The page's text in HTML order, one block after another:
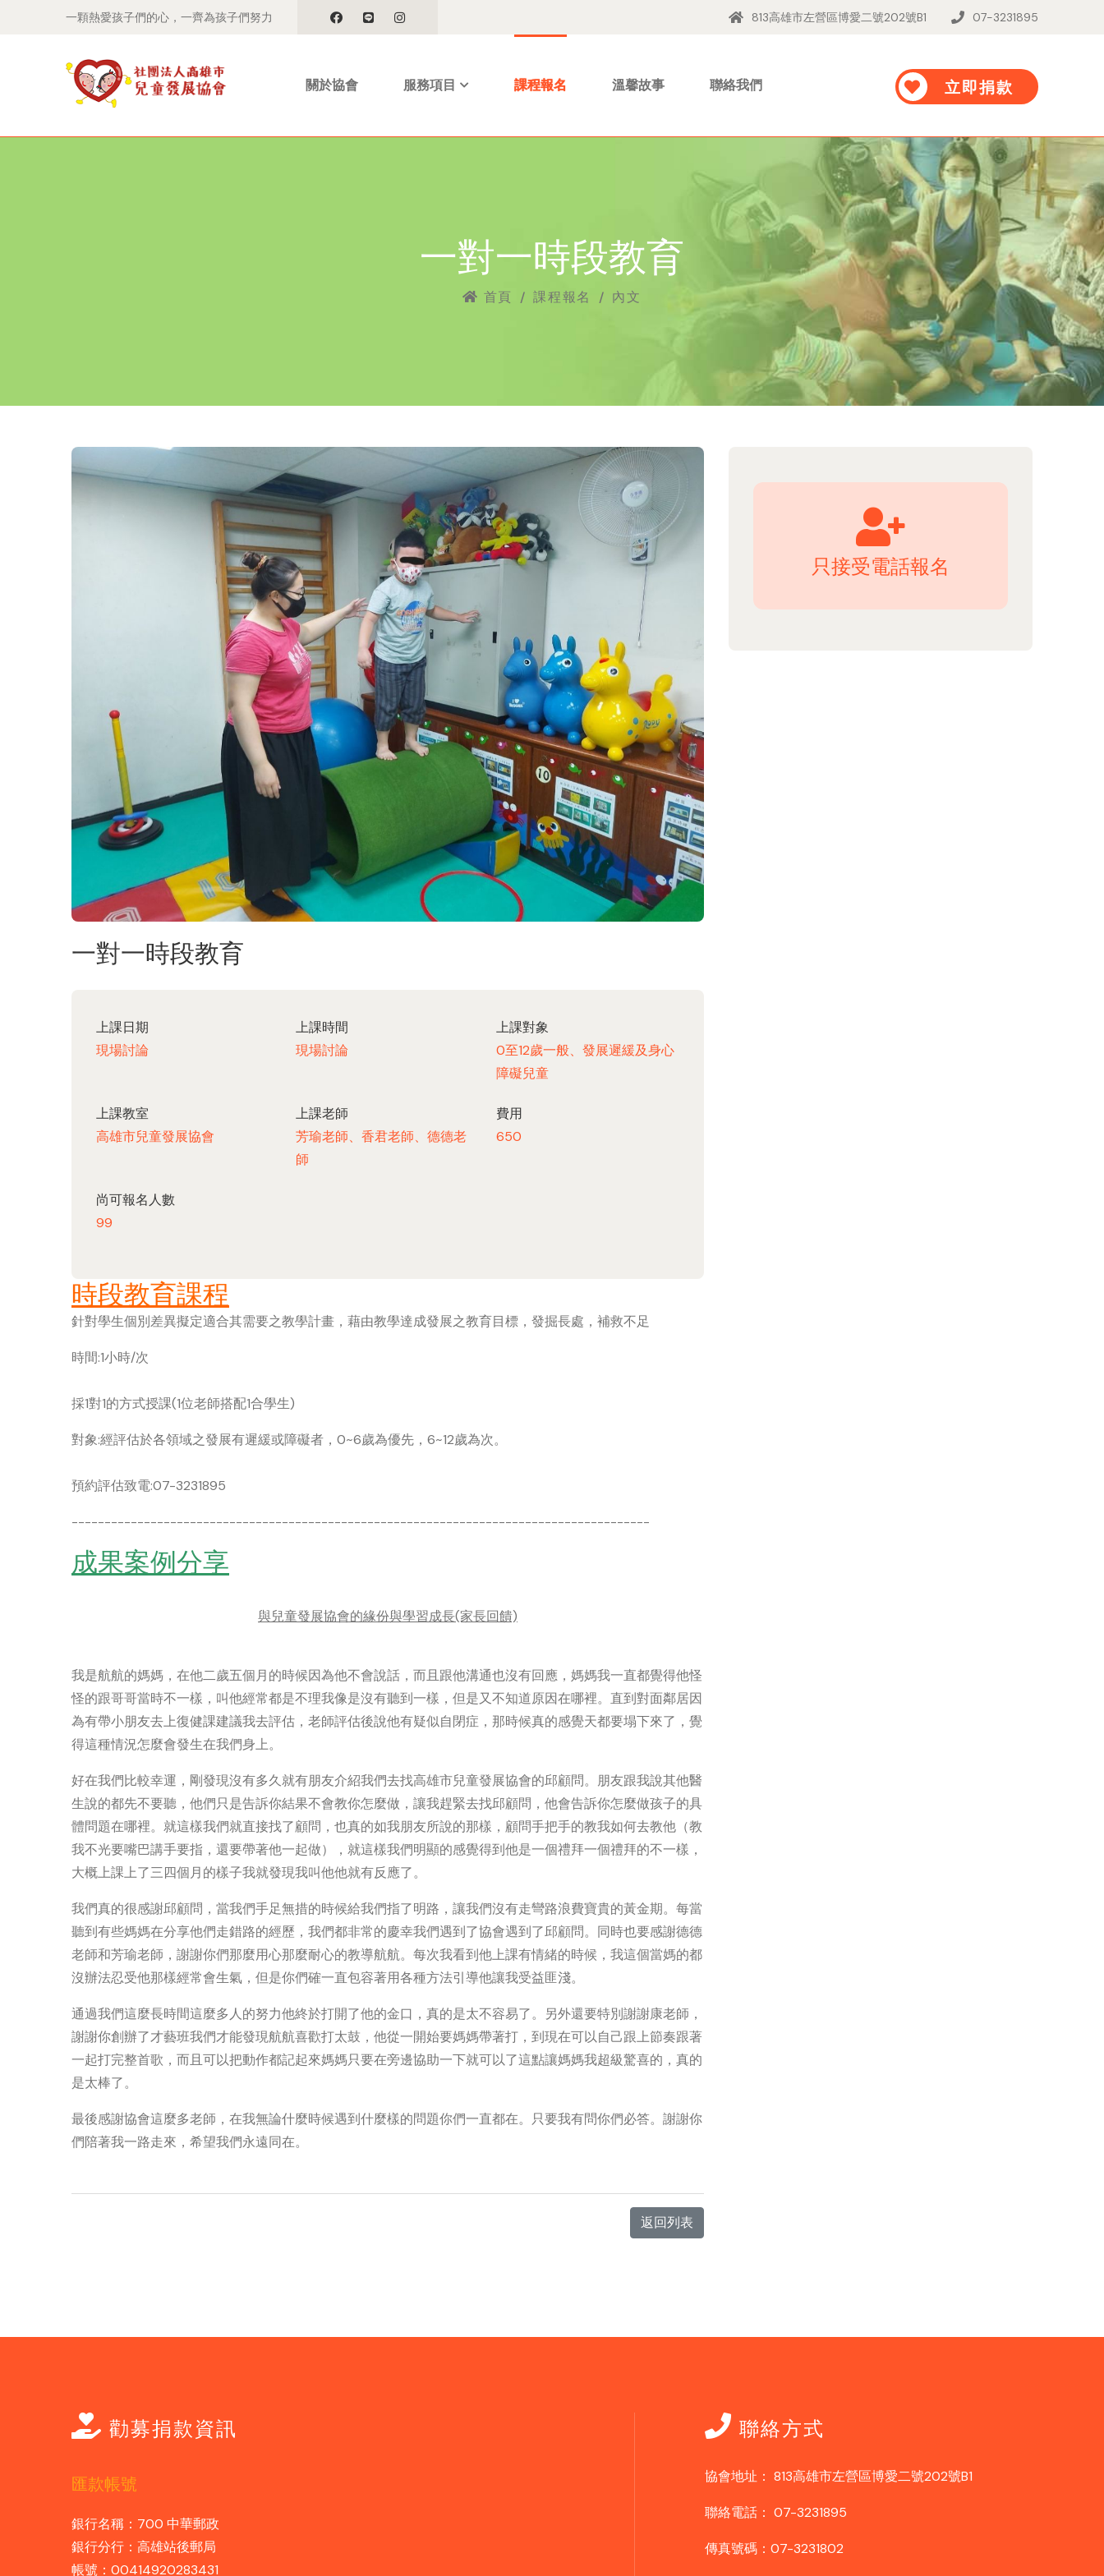
一顆熱愛孩子們的心，一齊為孩子們努力 813高雄市左營區博愛二號202號B1 07-3231895
關於協會 服務項目 課程報名 溫馨故事 聯絡我們 立即捐款
一對一時段教育
首頁 / 課程報名 / 內文
一對一時段教育
上課日期
現場討論
上課時間
現場討論
上課對象
0至12歲一般、發展遲緩及身心
障礙兒童
上課教室
高雄市兒童發展協會
上課老師
芳瑜老師、香君老師、德德老
師
費用
650
尚可報名人數
99
時段教育課程
針對學生個別差異擬定適合其需要之教學計畫，藉由教學達成發展之教育目標，發掘長處，補救不足
時間:1小時/次
採1對1的方式授課(1位老師搭配1合學生)
對象:經評估於各領域之發展有遲緩或障礙者，0~6歲為優先，6~12歲為次。
預約評估致電:07-3231895
----------------------------------------------------------------------------------------
成果案例分享
與兒童發展協會的緣份與學習成長(家長回饋)
我是航航的媽媽，在他二歲五個月的時候因為他不會說話，而且跟他溝通也沒有回應，媽媽我一直都覺得他怪
怪的跟哥哥當時不一樣，叫他經常都是不理我像是沒有聽到一樣，但是又不知道原因在哪裡。直到對面鄰居因
為有帶小朋友去上復健課建議我去評估，老師評估後說他有疑似自閉症，那時候真的感覺天都要塌下來了，覺
得這種情況怎麼會發生在我們身上。
好在我們比較幸運，剛發現沒有多久就有朋友介紹我們去找高雄市兒童發展協會的邱顧問。朋友跟我說其他醫
生說的都先不要聽，他們只是告訴你結果不會教你怎麼做，讓我趕緊去找邱顧問，他會告訴你怎麼做孩子的具
體問題在哪裡。就這樣我們就直接找了顧問，也真的如我朋友所說的那樣，顧問手把手的教我如何去教他（教
我不光要嘴巴講手要指，還要帶著他一起做），就這樣我們明顯的感覺得到他是一個禮拜一個禮拜的不一樣，
大概上課上了三四個月的樣子我就發現我叫他他就有反應了。
我們真的很感謝邱顧問，當我們手足無措的時候給我們指了明路，讓我們沒有走彎路浪費寶貴的黃金期。每當
聽到有些媽媽在分享他們走錯路的經歷，我們都非常的慶幸我們遇到了協會遇到了邱顧問。同時也要感謝德德
老師和芳瑜老師，謝謝你們那麼用心那麼耐心的教導航航。每次我看到他上課有情緒的時候，我這個當媽的都
沒辦法忍受他那樣經常會生氣，但是你們確一直包容著用各種方法引導他讓我受益匪淺。
通過我們這麼長時間這麼多人的努力他終於打開了他的金口，真的是太不容易了。另外還要特別謝謝康老師，
謝謝你創辦了才藝班我們才能發現航航喜歡打太鼓，他從一開始要媽媽帶著打，到現在可以自己跟上節奏跟著
一起打完整首歌，而且可以把動作都記起來媽媽只要在旁邊協助一下就可以了這點讓媽媽我超級驚喜的，真的
是太棒了。
最後感謝協會這麼多老師，在我無論什麼時候遇到什麼樣的問題你們一直都在。只要我有問你們必答。謝謝你
們陪著我一路走來，希望我們永遠同在。
返回列表
只接受電話報名
勸募捐款資訊
匯款帳號
銀行名稱：700 中華郵政
銀行分行：高雄站後郵局
帳號：00414920283431
聯絡方式
協會地址： 813高雄市左營區博愛二號202號B1
聯絡電話： 07-3231895
傳真號碼：07-3231802